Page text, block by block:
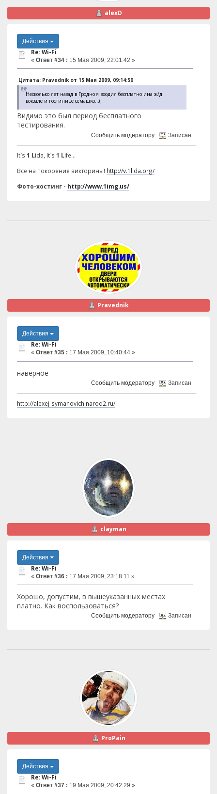
alexD
Действия
Re: Wi-Fi
« Ответ #34 : 15 Мая 2009, 22:01:42 »
Цитата: Pravednik от 15 Мая 2009, 09:14:50
Несколько лет назад в Гродно я входил бесплатно ина ж/д
вокзале и гостинице семашко...(
Видимо это был период бесплатного
тестирования.
Сообщить модератору Записан
It`s 1 Lida, It`s 1 Life...
Все на покорение викторины! http://v.1lida.org/
Фото-хостинг - http://www.1img.us/
Pravednik
Действия
Re: Wi-Fi
« Ответ #35 : 17 Мая 2009, 10:40:44 »
наверное
Сообщить модератору Записан
http://alexej-symanovich.narod2.ru/
clayman
Действия
Re: Wi-Fi
« Ответ #36 : 17 Мая 2009, 23:18:11 »
Хорошо, допустим, в вышеуказанных местах
платно. Как воспользоваться?
Сообщить модератору Записан
ProPain
Действия
Re: Wi-Fi
« Ответ #37 : 19 Мая 2009, 20:42:29 »